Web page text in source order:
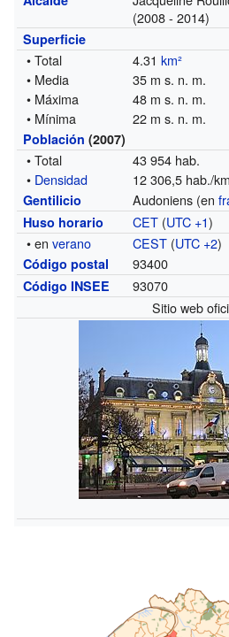
(2008 - 2014)
Superficie
• Total 4.31km²
• Media
35 m s. n. m.
• Máxima
48 m s. n. m.
• Mínima
22 m s. n. m.
Población (2007)
• Total
43 954 hab.
• Densidad 12 306,5 hab./
Gentilicio Audoniens (en
Huso horario CET (UTC +1)
• enverano CEST (UTC +2)
Código postal 93400
Código INSEE
93070
Sitio web